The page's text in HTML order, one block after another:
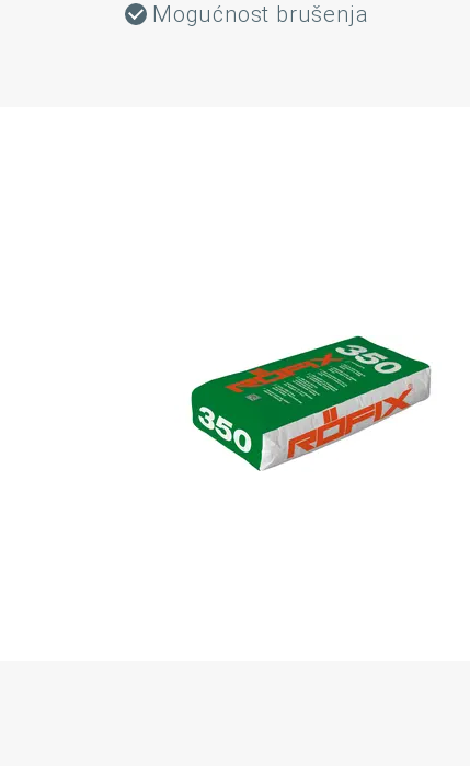
Mogućnost brušenja